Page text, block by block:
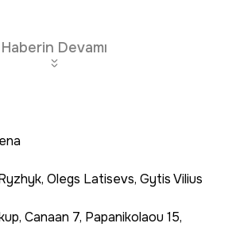
Haberin Devamı
Olegs Latisevs, Gytis Vilius
Canaan 7, Papanikolaou 15,